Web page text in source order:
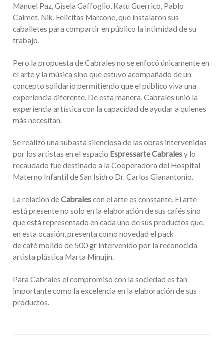
Manuel Paz, Gisela Gaffoglio, Katu Guerrico, Pablo
Calmet, Nik, Felicitas Marcone, que instalaron sus
caballetes para compartir en público la intimidad de su
trabajo.
Pero la propuesta de Cabrales no se enfocó únicamente en
el arte y la música sino que estuvo acompañado de un
concepto solidario permitiendo que el público viva una
experiencia diferente. De esta manera, Cabrales unió la
experiencia artística con la capacidad de ayudar a quienes
más necesitan.
Se realizó una subasta silenciosa de las obras intervenidas
por los artistas en el espacio Espressarte Cabralesy lo
recaudado fue destinado a la Cooperadora del Hospital
Materno Infantil de San Isidro Dr. Carlos Gianantonio.
La relación deCabralescon el arte es constante. El arte
está presente no solo en la elaboración de sus cafés sino
que está representado en cada uno de sus productos que,
en esta ocasión, presenta como novedad el pack
de café molido de 500 gr intervenido por la reconocida
artista plástica Marta Minujin.
Para Cabrales el compromiso con la sociedad es tan
importante como la excelencia en la elaboración de sus
productos.